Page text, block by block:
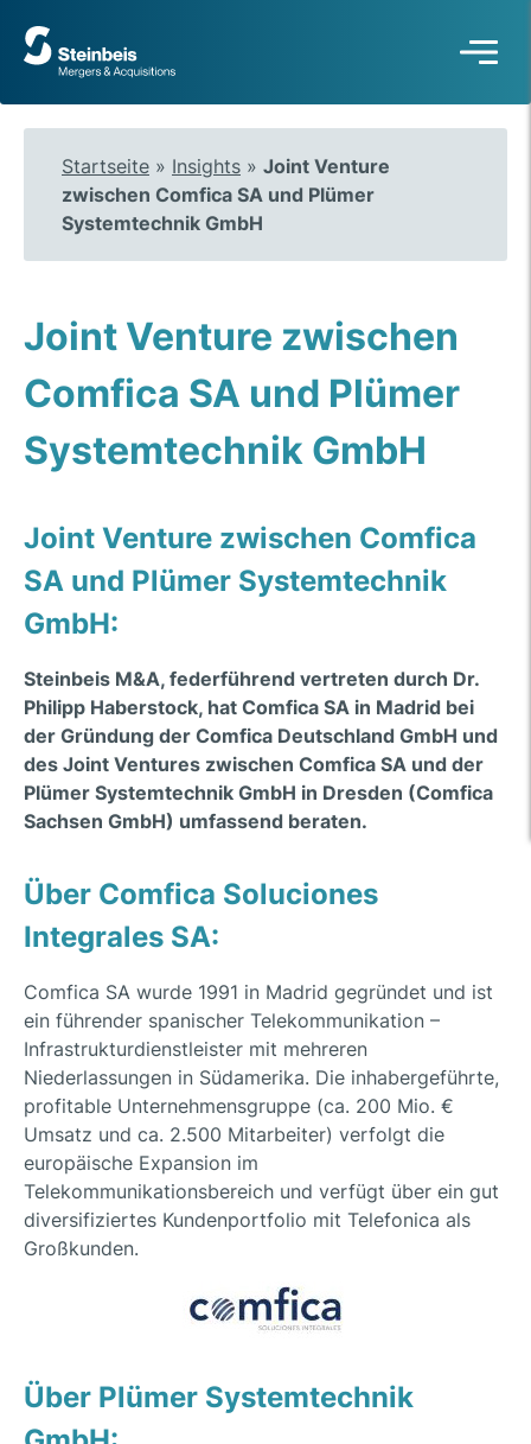
Zur
Startseite
Startseite » Insights » Joint Venture
zwischen Comfica SA und Plümer
Systemtechnik GmbH
Joint Venture zwischen
Comfica SA und Plümer
Systemtechnik GmbH
Joint Venture zwischen Comfica
SA und Plümer Systemtechnik
GmbH:
Steinbeis M&A, federführend vertreten durch Dr.
Philipp Haberstock, hat Comfica SA in Madrid bei
der Gründung der Comfica Deutschland GmbH und
des Joint Ventures zwischen Comfica SA und der
Plümer Systemtechnik GmbH in Dresden (Comfica
Sachsen GmbH) umfassend beraten.
Über Comfica Soluciones
Integrales SA:
Comfica SA wurde 1991 in Madrid gegründet und ist
ein führender spanischer Telekommunikation –
Infrastrukturdienstleister mit mehreren
Niederlassungen in Südamerika. Die inhabergeführte,
profitable Unternehmensgruppe (ca. 200 Mio. €
Umsatz und ca. 2.500 Mitarbeiter) verfolgt die
europäische Expansion im
Telekommunikationsbereich und verfügt über ein gut
diversifiziertes Kundenportfolio mit Telefonica als
Großkunden.
Über Plümer Systemtechnik